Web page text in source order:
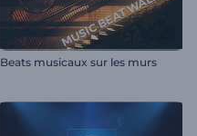
Beats musicaux sur les murs